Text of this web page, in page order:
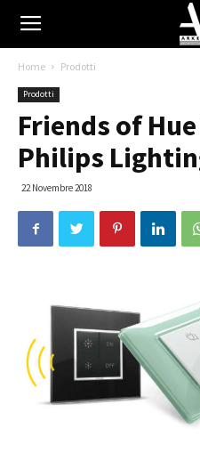
Home Prodotti
Prodotti
Friends of
Philips
22 Novembre 2018